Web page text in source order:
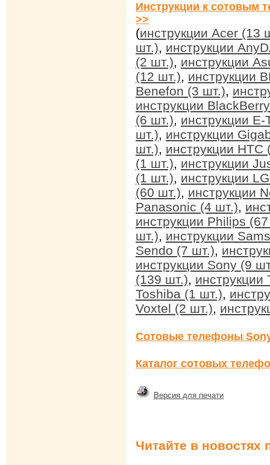
Инструкции к сотовым
>>
(инструкции Acer (13
шт.), инструкции
(2 шт.), инструкции
(12 шт.), инструкции
Benefon (3 шт.),
инструкции
(6 шт.), инструкции
шт.), инструкции
шт.), инструкции HTC
(1 шт.), инструкции
(1 шт.), инструкции
(60 шт.), инструкции
Panasonic (4 шт.),
инструкции Philips
шт.), инструкции
Sendo (7 шт.),
инструкции Sony (9
(139 шт.), инструкции
Toshiba (1 шт.),
Voxtel (2 шт.),
Сотовые телефоны
Каталог сотовых
Версия для печати
Читайте в новостях